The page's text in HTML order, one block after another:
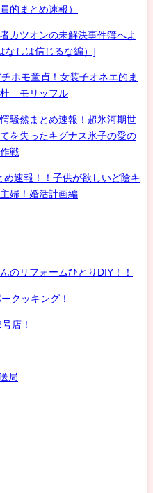
的まとめ速報）
カツオンの未解決事件簿へよ
なしは信じるな編）]
モ童貞！女装子オネエ的ま
杜 モリッフル
騒然まとめ速報！超氷河期世
を失ったキグナス氷子の愛の
戦
速報！！子供が欲しいど陰キ
婦！婚活計画編
のリフォームひとりDIY！！
クッキング！
店！
局